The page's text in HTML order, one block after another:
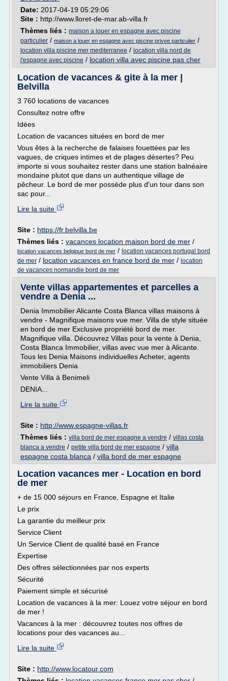
Date: 2017-04-19 05:29:06
Site : http://www.lloret-de-mar.ab-villa.fr
Thèmes liés : maison a louer en espagne avec piscine
particulier / maison a louer en espagne avec piscine privee particulier /
location villa piscine mer mediterranee / location villa nord de
l'espagne avec piscine / location villa avec piscine pas cher
Location de vacances & gite à la mer |
Belvilla
3 760 locations de vacances
Consultez notre offre
Idées
Location de vacances situées en bord de mer
Vous êtes à la recherche de falaises fouettées par les
vagues, de criques intimes et de plages désertes? Peu
importe si vous souhaitez rester dans une station balnéaire
mondaine plutot que dans un authentique village de
pêcheur. Le bord de mer possède plus d'un tour dans son
sac pour...
Lire la suite
Site : https://fr.belvilla.be
Thèmes liés : vacances location maison bord de mer /
location vacances belgique bord de mer / location vacances portugal bord
de mer / location vacances en france bord de mer / location
de vacances normandie bord de mer
Vente villas appartementes et parcelles a
vendre a Denia ...
Denia Immobilier Alicante Costa Blanca villas maisons à
vendre - Magnifique maisons vue mer. Villa de style située
en bord de mer Exclusive propriété bord de mer.
Magnifique villa. Découvrez Villas pour la vente à Denia,
Costa Blanca Immobilier, villas avec vue mer à Alicante.
Tous les Denia Maisons individuelles Acheter, agents
immobiliers Denia
Vente Villa à Benimeli
DENIA...
Lire la suite
Site : http://www.espagne-villas.fr
Thèmes liés : villa bord de mer espagne a vendre / villas costa
blanca a vendre / petite villa bord de mer espagne / villa
espagne costa blanca / villa bord de mer espagne
Location vacances mer - Location en bord
de mer
+ de 15 000 séjours en France, Espagne et Italie
Le prix
La garantie du meilleur prix
Service Client
Un Service Client de qualité basé en France
Expertise
Des offres sélectionnées par nos experts
Sécurité
Paiement simple et sécurisé
Location de vacances à la mer: Louez votre séjour en bord
de mer !
Vacances à la mer : découvrez toutes nos offres de
locations pour des vacances au...
Lire la suite
Site : http://www.locatour.com